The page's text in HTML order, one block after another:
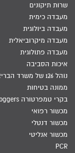
שרות תיקונים
מעבדה כימית
מעבדה ביולוגית
מעבדה מיקרוביאלית
מעבדה פתולוגית
איכות הסביבה
נוהל 126 של משרד הבריאות
ממונה בטיחות
בקרי טמפרטורה data loggers מערכת התראה
מכשור רפואי
מכשור דנטלי
מכשור אנליטי
PCR